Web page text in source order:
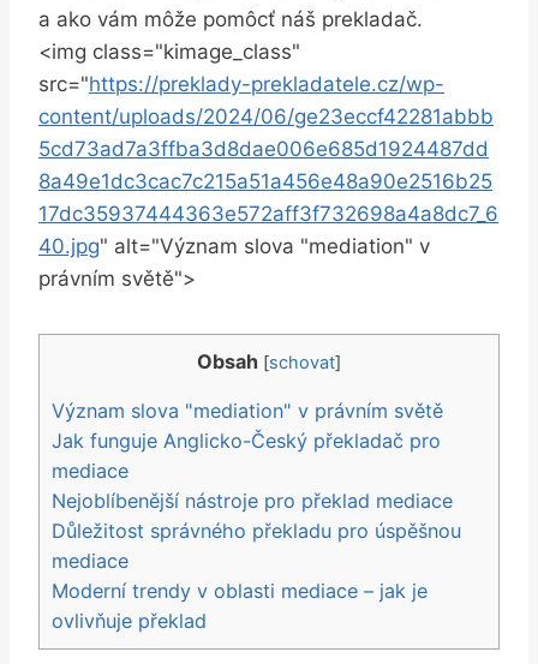
a ako vám môže pomôcť náš prekladač.
<img‌ class="kimage_class"
src="https://preklady-prekladatele.cz/wp-
content/uploads/2024/06/ge23eccf42281abbb
5cd73ad7a3ffba3d8dae006e685d1924487dd
8a49e1dc3cac7c215a51a456e48a90e2516b25
17dc35937444363e572aff3f732698a4a8dc7_6
40.jpg" alt="Význam slova "mediation" v
právním světě">
Obsah [schovat]
Význam slova "mediation" v právním světě
Jak funguje ‍Anglicko-Český⁢ překladač pro
mediace
Nejoblíbenější nástroje pro překlad mediace
Důležitost správného‌ překladu pro úspěšnou
mediace
Moderní trendy ⁢v⁣ oblasti mediace – jak je
ovlivňuje překlad